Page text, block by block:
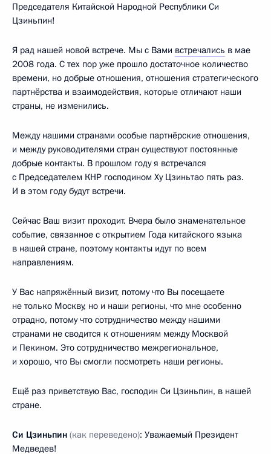
Председателя Китайской Народной Республики Си
Цзиньпин!
Я рад нашей новой встрече. Мы с Вами встречались в мае
2008 года. С тех пор уже прошло достаточное количество
времени, но добрые отношения, отношения стратегического
партнёрства и взаимодействия, которые отличают наши
страны, не изменились.
Между нашими странами особые партнёрские отношения,
и между руководителями стран существуют постоянные
добрые контакты. В прошлом году я встречался
с Председателем КНР господином Ху Цзиньтао пять раз.
И в этом году будут встречи.
Сейчас Ваш визит проходит. Вчера было знаменательное
событие, связанное с открытием Года китайского языка
в нашей стране, поэтому контакты идут по всем
направлениям.
У Вас напряжённый визит, потому что Вы посещаете
не только Москву, но и наши регионы, что мне особенно
отрадно, потому что сотрудничество между нашими
странами не сводится к отношениям между Москвой
и Пекином. Это сотрудничество межрегиональное,
и хорошо, что Вы смогли посмотреть наши регионы.
Ещё раз приветствую Вас, господин Си Цзиньпин, в нашей
стране.
Си Цзиньпин (как переведено): Уважаемый Президент
Медведев!